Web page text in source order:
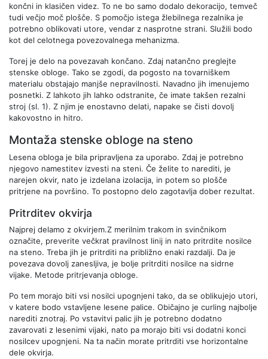
končni in klasičen videz. To ne bo samo dodalo dekoracijo, temveč
tudi večjo moč plošče. S pomočjo istega žlebilnega rezalnika je
potrebno oblikovati utore, vendar z nasprotne strani. Služili bodo
kot del celotnega povezovalnega mehanizma.
Torej je delo na povezavah končano. Zdaj natančno preglejte
stenske obloge. Tako se zgodi, da pogosto na tovarniškem
materialu obstajajo manjše nepravilnosti. Navadno jih imenujemo
posnetki. Z lahkoto jih lahko odstranite, če imate takšen rezalni
stroj (sl. 1). Z njim je enostavno delati, napake se čisti dovolj
kakovostno in hitro.
Montaža stenske obloge na steno
Lesena obloga je bila pripravljena za uporabo. Zdaj je potrebno
njegovo namestitev izvesti na steni. Če želite to narediti, je
narejen okvir, nato je izdelana izolacija, in potem so plošče
pritrjene na površino. To postopno delo zagotavlja dober rezultat.
Pritrditev okvirja
Najprej delamo z okvirjem.Z merilnim trakom in svinčnikom
označite, preverite večkrat pravilnost linij in nato pritrdite nosilce
na steno. Treba jih je pritrditi na približno enaki razdalji. Da je
povezava dovolj zanesljiva, je bolje pritrditi nosilce na sidrne
vijake. Metode pritrjevanja obloge.
Po tem morajo biti vsi nosilci upognjeni tako, da se oblikujejo utori,
v katere bodo vstavljene lesene palice. Običajno je curling najbolje
narediti znotraj. Po vstavitvi palic jih je potrebno dodatno
zavarovati z lesenimi vijaki, nato pa morajo biti vsi dodatni konci
nosilcev upognjeni. Na ta način morate pritrditi vse horizontalne
dele okvirja.